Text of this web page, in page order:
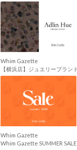
Whim Gazette
【横浜店】ジュエリーブラン
Whim Gazette
Whim Gazette SUMMER